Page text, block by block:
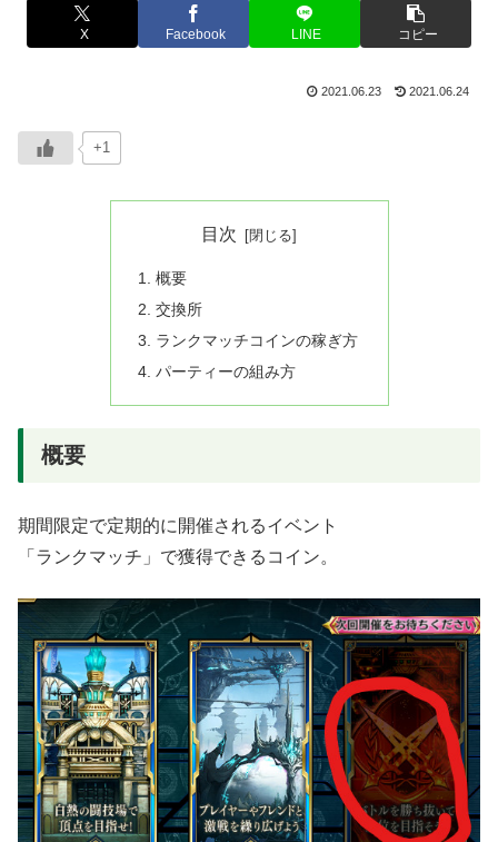
X Facebook LINE コピー
2021.06.23 2021.06.24
+1
目次
概要
交換所
ランクマッチコインの稼ぎ方
パーティーの組み方
概要
期間限定で定期的に開催されるイベント
「ランクマッチ」で獲得できるコイン。